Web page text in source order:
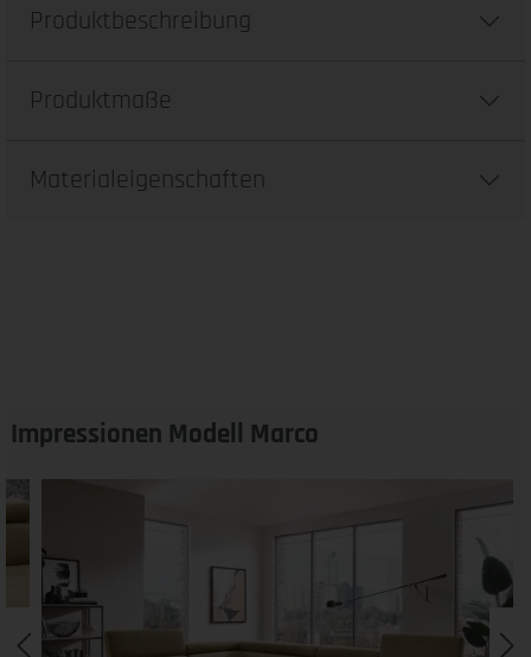
Produktbeschreibung
Produktmaße
Materialeigenschaften
Impressionen Modell Marco